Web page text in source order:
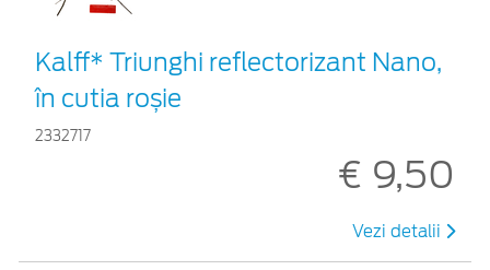
Kalff* Triunghi reflectorizant Nano,
în cutia roșie
2332717
€ 9,50
Vezi detalii